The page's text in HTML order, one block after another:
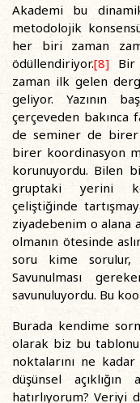
Akademi bu
metodolojik
her biri zaman
ödüllendiriyor.[8] Bir
zaman ilk gelen
geliyor. Yazının
çerçeveden
de seminer de birer
birer koordinasyon
korunuyordu. Bilen
gruptaki yerini
çeliştiğinde
ziyadebenim o alana
olmanın ötesinde
soru kime
Savunulması
savunuluyordu. Bu
Burada kendime
olarak biz bu
noktalarını ne
düşünsel
hatırlıyorum? Veriyi